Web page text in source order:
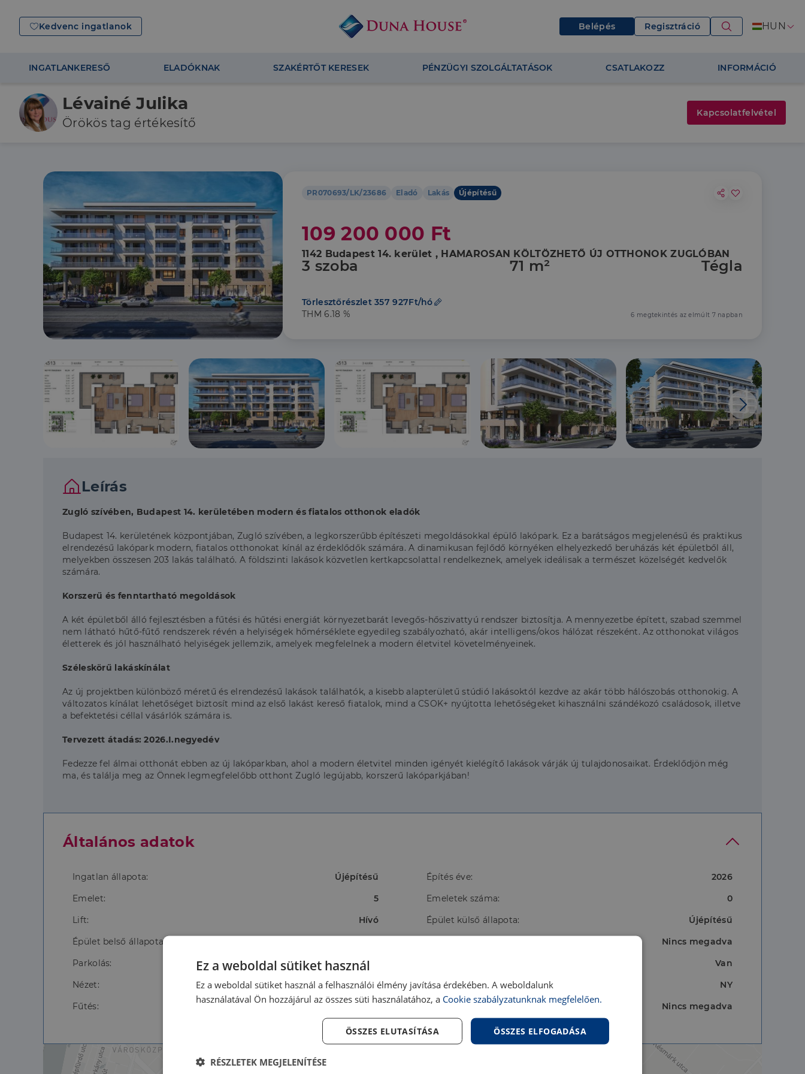
Kedvenc ingatlanok Belépés Regisztráció HUN
INGATLANKERESŐ ELADÓKNAK SZAKÉRTŐT KERESEK PÉNZÜGYI SZOLGÁLTATÁSOK CSATLAKOZZ INFORMÁCIÓ
PR070693/LK/23686 Eladó Lakás Újépítésű
109 200 000 Ft
1142 Budapest 14. kerület , HAMAROSAN KÖLTÖZHETŐ ÚJ OTTHONOK ZUGLÓBAN
3 szoba 71 m² Tégla
Törlesztőrészlet 357 927Ft/hó
THM 6.18 %
6 megtekintés az elmúlt 7 napban
Leírás
Zugló szívében, Budapest 14. kerületében modern és fiatalos otthonok eladók
Budapest 14. kerületének központjában, Zugló szívében, a legkorszerűbb építészeti megoldásokkal épülő lakópark. Ez a barátságos megjelenésű és praktikus
elrendezésű lakópark modern, fiatalos otthonokat kínál az érdeklődők számára. A dinamikusan fejlődő környéken elhelyezkedő beruházás két épületből áll,
melyekben összesen 203 lakás található. A földszinti lakások közvetlen kertkapcsolattal rendelkeznek, amelyek ideálisak a természet közelségét kedvelők
számára.
Korszerű és fenntartható megoldások
A két épületből álló fejlesztésben a fűtési és hűtési energiát környezetbarát levegős-hőszivattyú rendszer biztosítja. A mennyezetbe épített, szabad szemmel
nem látható hűtő-fűtő rendszerek révén a helyiségek hőmérséklete egyedileg szabályozható, akár intelligens/okos hálózat részeként. Az otthonokat világos
életterek és jól használható helyiségek jellemzik, amelyek megfelelnek a modern életvitel követelményeinek.
Széleskörű lakáskínálat
Az új projektben különböző méretű és elrendezésű lakások találhatók, a kisebb alapterületű stúdió lakásoktól kezdve az akár több hálószobás otthonokig. A
változatos kínálat lehetőséget biztosít mind az első lakást kereső fiatalok, mind a CSOK+ nyújtotta lehetőségeket kihasználni szándékozó családosok, illetve
a befektetési céllal vásárlók számára is.
Tervezett átadás: 2026.I.negyedév
Fedezze fel álmai otthonát ebben az új lakóparkban, ahol a modern életvitel minden igényét kielégítő lakások várják új tulajdonosaikat. Érdeklődjön még
ma, és találja meg az Önnek legmegfelelőbb otthont Zugló legújabb, korszerű lakóparkjában!
Általános adatok
Ingatlan állapota: Újépítésű Építés éve:
2026
Emelet:
5 Emeletek száma:
0
Lift:
Hívó Épület külső állapota:
Újépítésű
Épület belső állapota:
Nincs megadva
Parkolás:
Nincs
Van
Nézet:
Nincs megadva Tájolás:
NY
Fűtés:
Mennyezeti hűtés-
fűtés,Hőszivattyú
Energetikai besorolás: Nincs megadva
Lévainé Julika
Örökös tag értékesítő
Kapcsolatfelvétel
Ez a weboldal sütiket használ
Ez a weboldal sütiket használ a felhasználói élmény javítása érdekében. A weboldalunk
használatával Ön hozzájárul az összes süti használatához, a Cookie szabályzatunknak megfelelően.
ÖSSZES ELFOGADÁSA
ÖSSZES ELUTASÍTÁSA
RÉSZLETEK MEGJELENÍTÉSE